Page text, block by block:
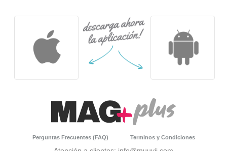
Perguntas Frecuentes (FAQ) Terminos y Condiciones